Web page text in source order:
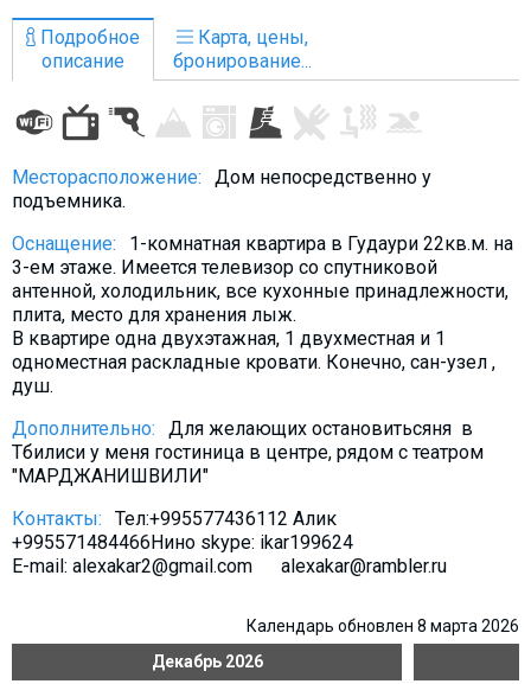
Подробное
описание
Карта, цены,
бронирование...
Месторасположение:
Дом непосредственно у
подъемника.
Оснащение:
1-комнатная квартира в Гудаури 22кв.м. на
3-ем этаже. Имеется телевизор со спутниковой
антенной, холодильник, все кухонные принадлежности,
плита, место для хранения лыж.
В квартире одна двухэтажная, 1 двухместная и 1
одноместная раскладные кровати. Конечно, сан-узел ,
душ.
Дополнительно:
Для желающих остановитьсяня в
Тбилиси у меня гостиница в центре, рядом с театром
"МАРДЖАНИШВИЛИ"
Контакты:
Тел:+995577436112 Алик
+995571484466Нино skype: ikar199624
E-mail: alexakar2@gmail.com alexakar@rambler.ru
Календарь обновлен 8 марта 2026
Декабрь 2026
Долгосрочная аренда
Казбеги
Другое
ГРУЗИЯ
О Грузии
Что пить?
Деньги
Мобильная связь
Галерея
Безопасность